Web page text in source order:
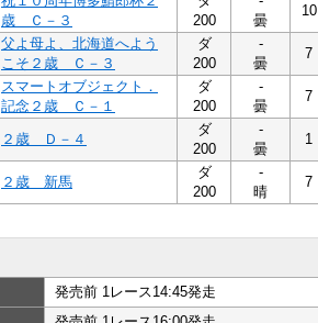
歳 Ｃ－３
200
曇
10
父よ母よ、北海道へよう
こそ２歳 Ｃ－３
ダ
200
-
曇
7
スマートオブジェクト．
記念２歳 Ｃ－１
ダ
200
-
曇
7
２歳 Ｄ－４
ダ
200
-
曇
1
２歳 新馬
ダ
200
-
晴
7
発売前 1レース14:45発走